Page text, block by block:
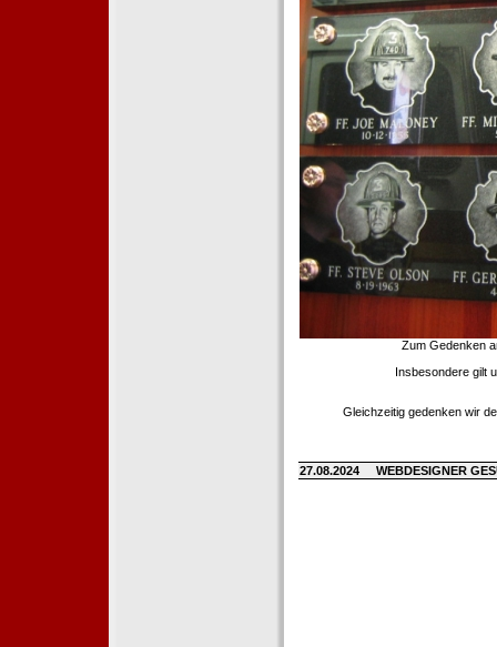
Zum Gedenken
Insbesondere gilt
Gleichzeitig gedenken wir
27.08.2024 WEBDESIGNER